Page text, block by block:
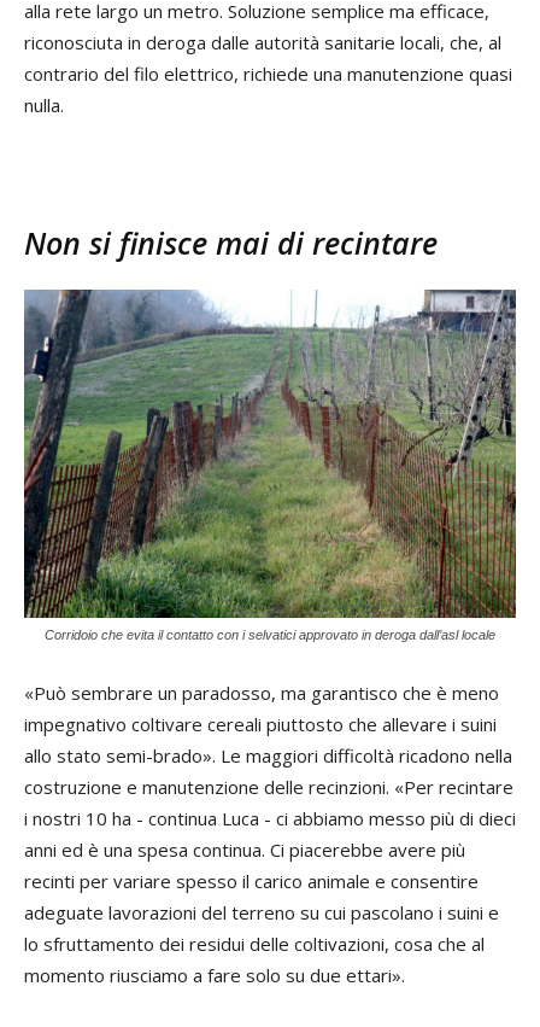
alla rete largo un metro. Soluzione semplice ma efficace,
riconosciuta in deroga dalle autorità sanitarie locali, che, al
contrario del filo elettrico, richiede una manutenzione quasi
nulla.
Non si finisce mai di recintare
Corridoio che evita il contatto con i selvatici approvato in deroga dall’asl locale
«Può sembrare un paradosso, ma garantisco che è meno
impegnativo coltivare cereali piuttosto che allevare i suini
allo stato semi-brado». Le maggiori difficoltà ricadono nella
costruzione e manutenzione delle recinzioni. «Per recintare
i nostri 10 ha - continua Luca - ci abbiamo messo più di dieci
anni ed è una spesa continua. Ci piacerebbe avere più
recinti per variare spesso il carico animale e consentire
adeguate lavorazioni del terreno su cui pascolano i suini e
lo sfruttamento dei residui delle coltivazioni, cosa che al
momento riusciamo a fare solo su due ettari».